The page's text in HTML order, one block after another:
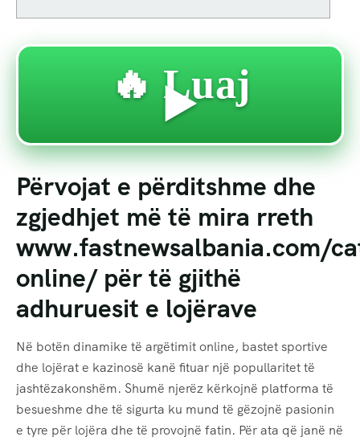
🔥 Luaj
▶️
Përvojat e përditshme dhe
zgjedhjet më të mira rreth
www.fastnewsalbania.com/
online/ për të gjithë
adhuruesit e lojërave
Në botën dinamike të argëtimit online, bastet sportive
dhe lojërat e kazinosë kanë fituar një popullaritet të
jashtëzakonshëm. Shumë njerëz kërkojnë platforma të
besueshme dhe të sigurta ku mund të gëzojnë pasionin
e tyre për lojëra dhe të provojnë fatin. Për ata që janë në